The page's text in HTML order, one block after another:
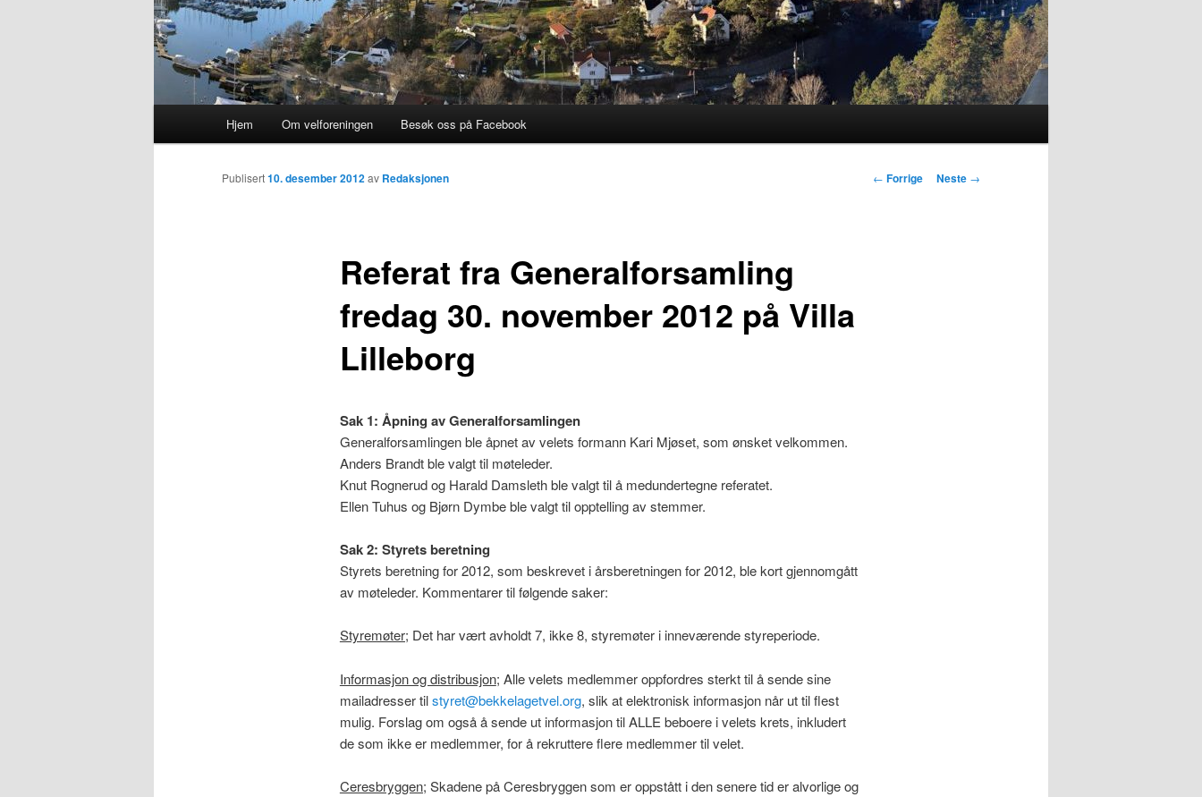
Hjem Om velforeningen Besøk oss på Facebook
Innleggsnavigasjon
← Forrige Neste →
Referat fra Generalforsamling
fredag 30. november 2012 på Villa
Lilleborg
Publisert10. desember 2012av Redaksjonen
Sak 1: Åpning av Generalforsamlingen
Generalforsamlingen ble åpnet av velets formann Kari Mjøset, som ønsket velkommen.
Anders Brandt ble valgt til møteleder.
Knut Rognerud og Harald Damsleth ble valgt til å medundertegne referatet.
Ellen Tuhus og Bjørn Dymbe ble valgt til opptelling av stemmer.
Sak 2: Styrets beretning
Styrets beretning for 2012, som beskrevet i årsberetningen for 2012, ble kort gjennomgått
av møteleder. Kommentarer til følgende saker:
Styremøter; Det har vært avholdt 7, ikke 8, styremøter i inneværende styreperiode.
Informasjon og distribusjon; Alle velets medlemmer oppfordres sterkt til å sende sine
mailadresser tilstyret@bekkelagetvel.org, slik at elektronisk informasjon når ut til flest
mulig. Forslag om også å sende ut informasjon til ALLE beboere i velets krets, inkludert
de som ikke er medlemmer, for å rekruttere flere medlemmer til velet.
Ceresbryggen; Skadene på Ceresbryggen som er oppstått i den senere tid er alvorlige og